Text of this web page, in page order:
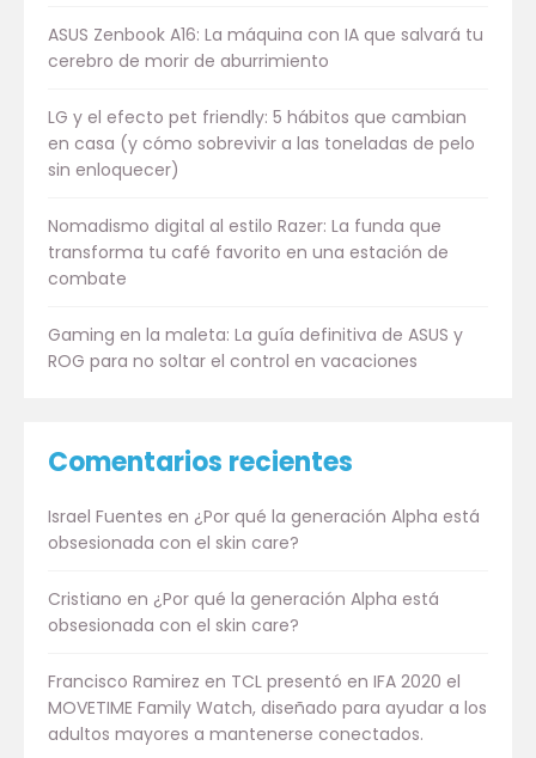
ASUS Zenbook A16: La máquina con IA que salvará tu
cerebro de morir de aburrimiento
LG y el efecto pet friendly: 5 hábitos que cambian
en casa (y cómo sobrevivir a las toneladas de pelo
sin enloquecer)
Nomadismo digital al estilo Razer: La funda que
transforma tu café favorito en una estación de
combate
Gaming en la maleta: La guía definitiva de ASUS y
ROG para no soltar el control en vacaciones
Comentarios recientes
Israel Fuentes en ¿Por qué la generación Alpha está
obsesionada con el skin care?
Cristiano en ¿Por qué la generación Alpha está
obsesionada con el skin care?
Francisco Ramirez en TCL presentó en IFA 2020 el
MOVETIME Family Watch, diseñado para ayudar a los
adultos mayores a mantenerse conectados.